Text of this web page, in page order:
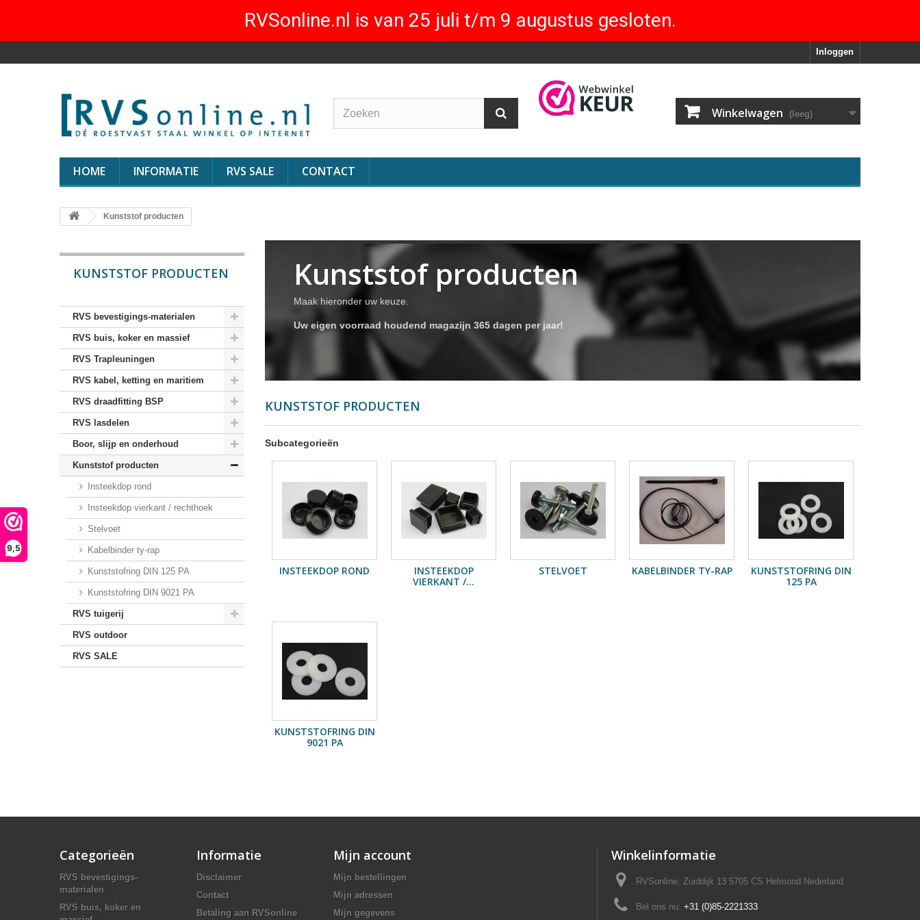
9,5
RVSonline.nl is van 25 juli t/m 9 augustus gesloten.
Inloggen
Winkelwagen (leeg)
HOME INFORMATIE RVS SALE CONTACT
Kunststof producten
KUNSTSTOF PRODUCTEN
RVS bevestigings-materialen
RVS buis, koker en massief
RVS Trapleuningen
RVS kabel, ketting en maritiem
RVS draadfitting BSP
RVS lasdelen
Boor, slijp en onderhoud
Kunststof producten
Insteekdop rond
Insteekdop vierkant / rechthoek
Stelvoet
Kabelbinder ty-rap
Kunststofring DIN 125 PA
Kunststofring DIN 9021 PA
RVS tuigerij
RVS outdoor
RVS SALE
Kunststof producten
Maak hieronder uw keuze.
Uw eigen voorraad houdend magazijn 365 dagen per jaar!
KUNSTSTOF PRODUCTEN
Subcategorieën
INSTEEKDOP ROND
INSTEEKDOP
VIERKANT /...
STELVOET KABELBINDER TY-RAP
KUNSTSTOFRING DIN
125 PA
KUNSTSTOFRING DIN
9021 PA
Categorieën
RVS bevestigings-
materialen
RVS buis, koker en
Informatie
Disclaimer
Contact
Betaling aan RVSonline
Mijn account
Mijn bestellingen
Mijn adressen
Mijn gegevens
Winkelinformatie
RVSonline, Zuiddijk 13 5705 CS Helmond Nederland
Bel ons nu: +31 (0)85-2221333